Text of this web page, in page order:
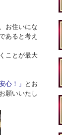
お住いにな
あると考え
ことが最大
心！」 とお
願いいたし